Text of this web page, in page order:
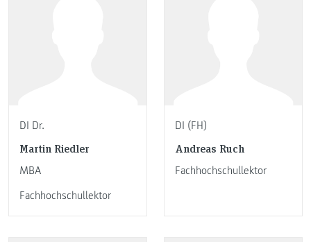
DI Dr.
Martin Riedler
MBA
Fachhochschullektor
DI (FH)
Andreas Ruch
Fachhochschullektor